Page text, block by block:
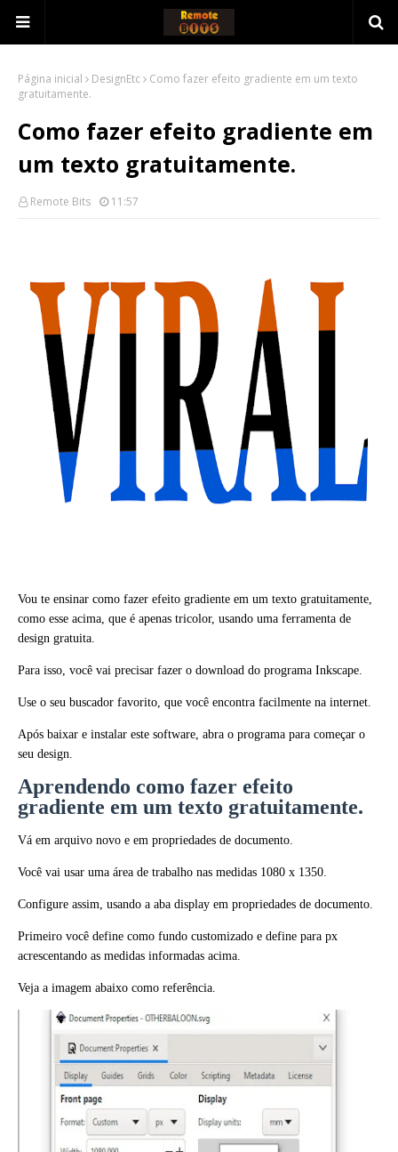
Página inicial DesignEtc
Como fazer efeito gradiente em um texto
gratuitamente.
Como fazer efeito gradiente em
um texto gratuitamente.
Remote Bits 11:57
Vou te ensinar como fazer efeito gradiente em um texto gratuitamente,
como esse acima, que é apenas tricolor, usando uma ferramenta de
design gratuita.
Para isso, você vai precisar fazer o download do programa Inkscape.
Use o seu buscador favorito, que você encontra facilmente na internet.
Após baixar e instalar este software, abra o programa para começar o
seu design.
Aprendendo como fazer efeito
gradiente em um texto gratuitamente.
Vá em arquivo novo e em propriedades de documento.
Você vai usar uma área de trabalho nas medidas 1080 x 1350.
Configure assim, usando a aba display em propriedades de documento.
Primeiro você define como fundo customizado e define para px
acrescentando as medidas informadas acima.
Veja a imagem abaixo como referência.